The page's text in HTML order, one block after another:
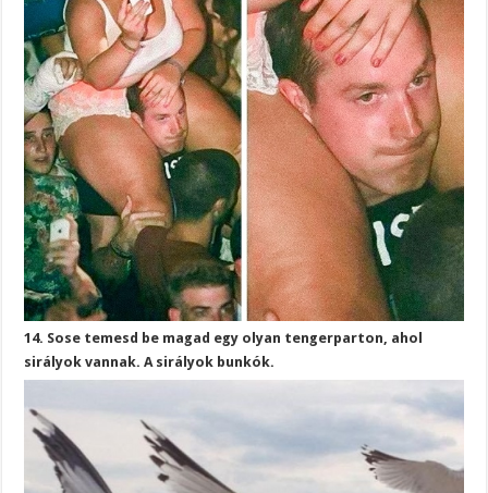
14. Sose temesd be magad egy olyan tengerparton, ahol
sirályok vannak. A sirályok bunkók.